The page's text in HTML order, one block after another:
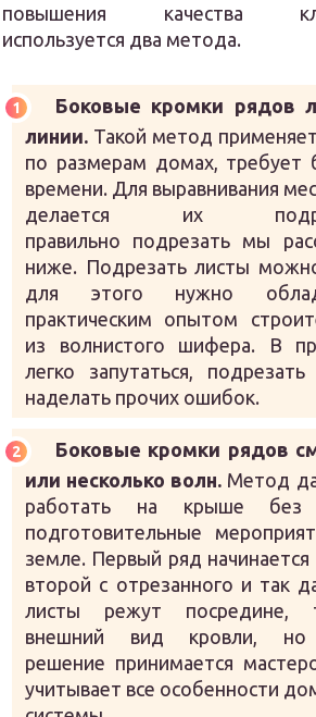
повышения качества
используется два метода.
Боковые кромки рядов
линии. Такой метод
по размерам домах, требует
времени. Для выравнивания
делается их
правильно подрезать мы
ниже. Подрезать листы
для этого нужно
практическим опытом
из волнистого шифера. В
легко запутаться,
наделать прочих ошибок.
Боковые кромки рядов
или несколько волн. Метод
работать на крыше без
подготовительные
земле. Первый ряд начинается
второй с отрезанного и так
листы режут посредине,
внешний вид кровли, но
решение принимается
учитывает все особенности